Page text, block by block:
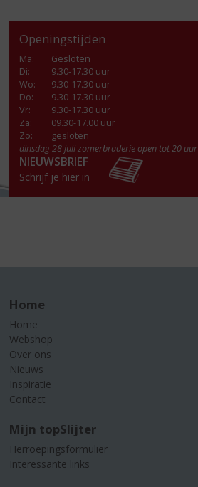
Openingstijden
Ma:
Gesloten
Di:
9.30-17.30 uur
Wo:
9.30-17.30 uur
Do:
9.30-17.30 uur
Vr:
9.30-17.30 uur
Za:
09.30-17.00 uur
Zo:
gesloten
dinsdag 28 juli zomerbraderie open tot 20 uur
NIEUWSBRIEF
Schrijf je hier in
Home
Home
Webshop
Over ons
Nieuws
Inspiratie
Contact
Mijn topSlijter
Herroepingsformulier
Interessante links